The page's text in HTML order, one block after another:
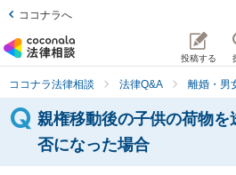
ココナラへ
投稿する
ココナラ法律相談 法律Q&A 離婚・男
親権移動後の子供の荷物
否になった場合